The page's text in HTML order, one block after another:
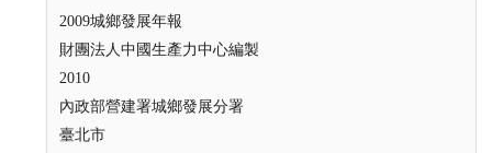
2009城鄉發展年報
財團法人中國生產力中心編製
2010
內政部營建署城鄉發展分署
臺北市